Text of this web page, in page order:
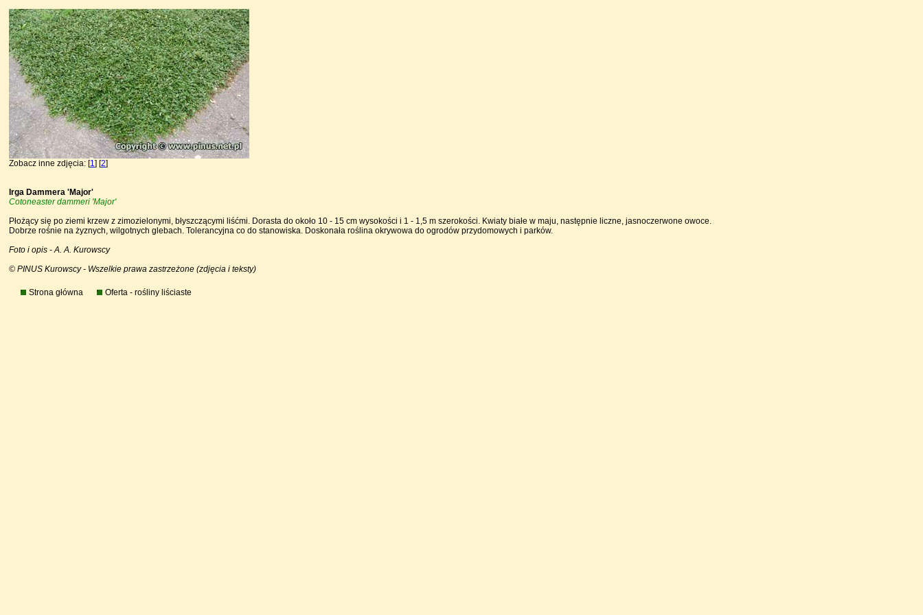
Zobacz inne zdjęcia: [1] [2]
Irga Dammera 'Major'
Cotoneaster dammeri 'Major'
Płożący się po ziemi krzew z zimozielonymi, błyszczącymi liśćmi. Dorasta do około 10 - 15 cm wysokości i 1 - 1,5 m szerokości. Kwiaty białe w maju, następnie liczne, jasnoczerwone owoce.
Dobrze rośnie na żyznych, wilgotnych glebach. Tolerancyjna co do stanowiska. Doskonała roślina okrywowa do ogrodów przydomowych i parków.
Foto i opis - A. A. Kurowscy
© PINUS Kurowscy - Wszelkie prawa zastrzeżone (zdjęcia i teksty)
Strona główna Oferta - rośliny liściaste